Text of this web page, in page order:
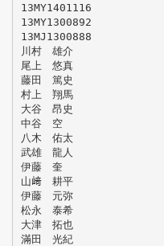
13MY1401116
13MY1300892
13MJ1300888
川村 雄介
尾上 悠真
藤田 篤史
村上 翔馬
大谷 昂史
中谷 空
八木 佑太
武雄 龍人
伊藤 奎
山﨑 耕平
伊藤 元弥
松永 泰希
大津 拓也
滿田 光紀